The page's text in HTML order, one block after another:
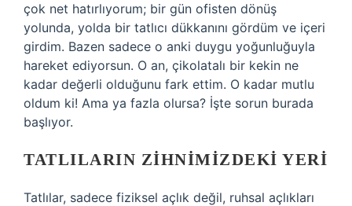
çok net hatırlıyorum; bir gün ofisten dönüş
yolunda, yolda bir tatlıcı dükkanını gördüm ve içeri
girdim. Bazen sadece o anki duygu yoğunluğuyla
hareket ediyorsun. O an, çikolatalı bir kekin ne
kadar değerli olduğunu fark ettim. O kadar mutlu
oldum ki! Ama ya fazla olursa? İşte sorun burada
başlıyor.
TATLILARIN ZIHNIMIZDEKI YERI
Tatlılar, sadece fiziksel açlık değil, ruhsal açlıkları